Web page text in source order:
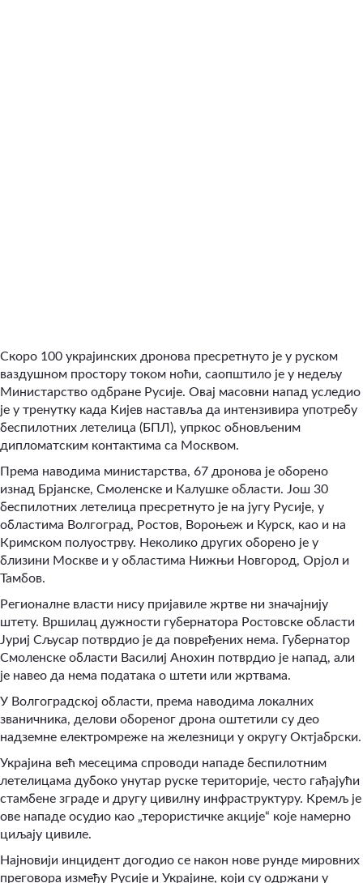
Скоро 100 украјинских дронова пресретнуто је у руском
ваздушном простору током ноћи, саопштило је у недељу
Министарство одбране Русије. Овај масовни напад уследио
је у тренутку када Кијев наставља да интензивира употребу
беспилотних летелица (БПЛ), упркос обновљеним
дипломатским контактима са Москвом.
Према наводима министарства, 67 дронова је оборено
изнад Брјанске, Смоленске и Калушке области. Још 30
беспилотних летелица пресретнуто је на југу Русије, у
областима Волгоград, Ростов, Вороњеж и Курск, као и на
Кримском полуострву. Неколико других оборено је у
близини Москве и у областима Нижњи Новгород, Орјол и
Тамбов.
Регионалне власти нису пријавиле жртве ни значајнију
штету. Вршилац дужности губернатора Ростовске области
Јуриј Сљусар потврдио је да повређених нема. Губернатор
Смоленске области Василиј Анохин потврдио је напад, али
је навео да нема података о штети или жртвама.
У Волгоградској области, према наводима локалних
званичника, делови обореног дрона оштетили су део
надземне електромреже на железници у округу Октјабрски.
Украјина већ месецима спроводи нападе беспилотним
летелицама дубоко унутар руске територије, често гађајући
стамбене зграде и другу цивилну инфраструктуру. Кремљ је
ове нападе осудио као „терористичке акције“ које намерно
циљају цивиле.
Најновији инцидент догодио се након нове рунде мировних
преговора између Русије и Украјине, који су одржани у